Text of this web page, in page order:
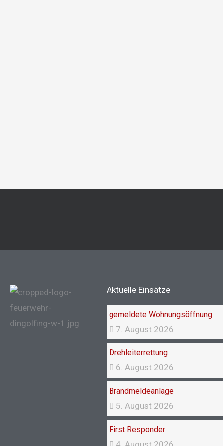
Aktuelle Einsätze
gemeldete Wohnungsöffnung
7. August 2026
Drehleiterrettung
6. August 2026
Brandmeldeanlage
5. August 2026
First Responder
4. August 2026